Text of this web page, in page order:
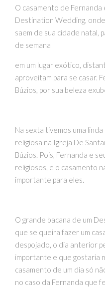
O casamento de
Destination Wedding,
saem de sua cidade natal,
de semana
em um lugar exótico,
aproveitam para se casar.
Búzios, por sua beleza
Na sexta tivemos uma
religiosa na Igreja De
Búzios. Pois, Fernanda e
religiosos, e o casamento
importante para eles.
O grande bacana de um
que se queira fazer um
despojado, o dia anterior
importante e que gostaria
casamento de um dia só
no caso da Fernanda que